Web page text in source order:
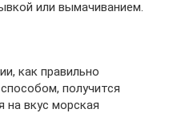
или вымачиванием.
как правильно
получится
на вкус морская